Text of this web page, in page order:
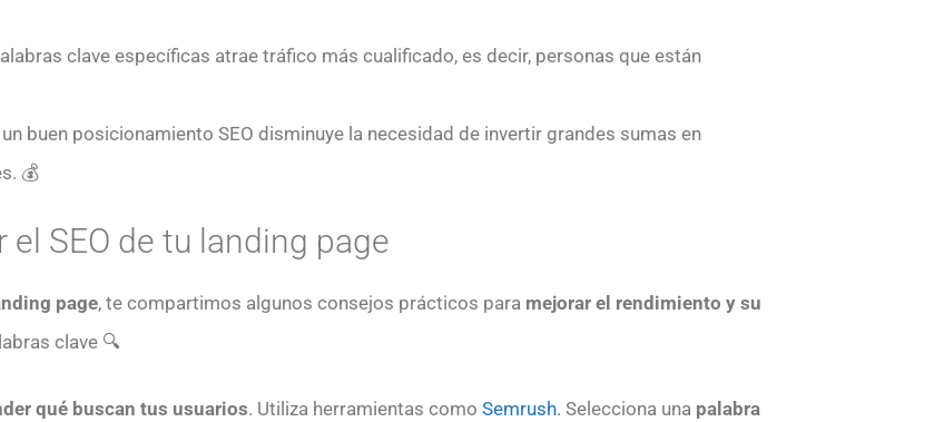
clave específicas atrae tráfico más cualificado, es decir, personas que están
un buen posicionamiento SEO disminuye la necesidad de invertir grandes sumas en
💰
SEO de tu landing page
page, te compartimos algunos consejos prácticos para mejorar el rendimiento y su
clave 🔍
qué buscan tus usuarios. Utiliza herramientas como Semrush. Selecciona una palabra